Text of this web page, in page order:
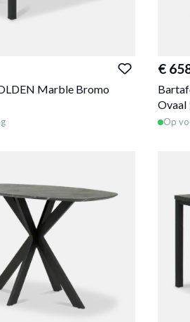
Marble Bromo
€
Ovaal
Op